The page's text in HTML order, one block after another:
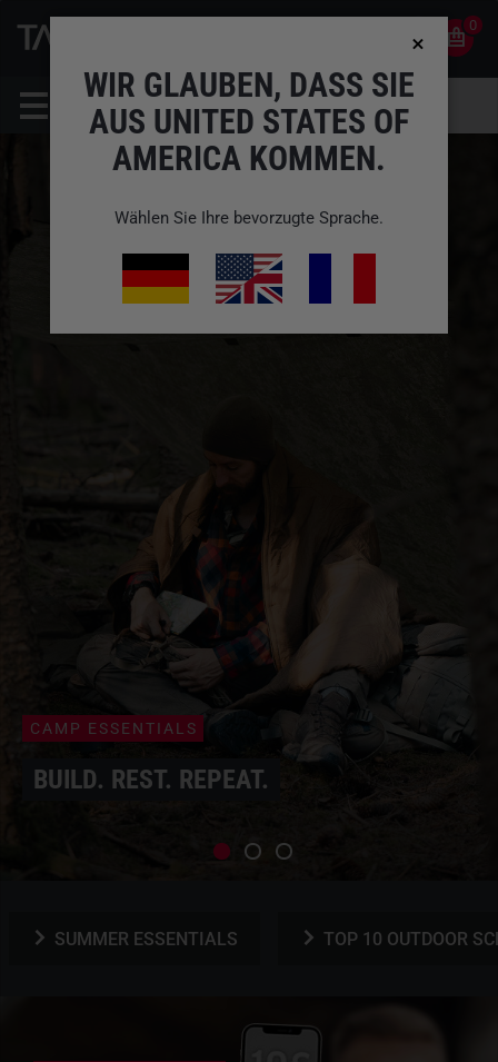
0
CAMP ESSENTIALS
BUILD. REST. REPEAT.
SUMMER ESSENTIALS TOP 10 OUTDOOR
WIR GLAUBEN, DASS SIE
AUS UNITED STATES OF
AMERICA KOMMEN.
Wählen Sie Ihre bevorzugte Sprache.